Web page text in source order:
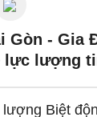
Gòn - Gia
lực lượng